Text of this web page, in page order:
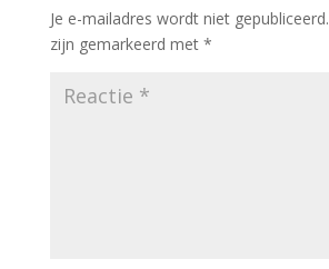
Je e-mailadres wordt niet gepubliceerd.
zijn gemarkeerd met *